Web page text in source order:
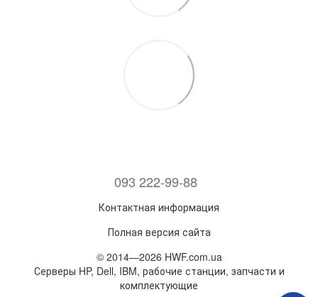
093 222-99-88
Контактная информация
Полная версия сайта
© 2014—2026 HWF.com.ua
Серверы HP, Dell, IBM, рабочие станции, запчасти и
комплектующие